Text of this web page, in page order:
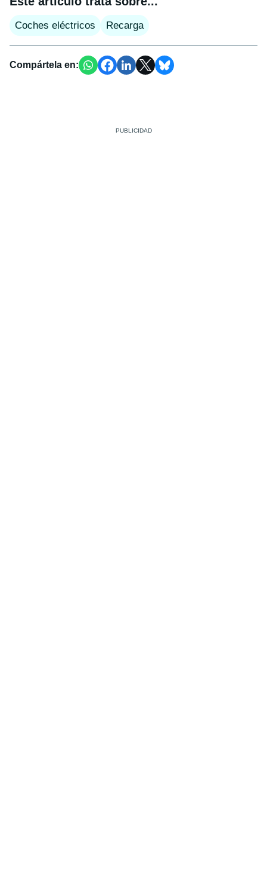
Coches eléctricos Recarga
Compártela en: